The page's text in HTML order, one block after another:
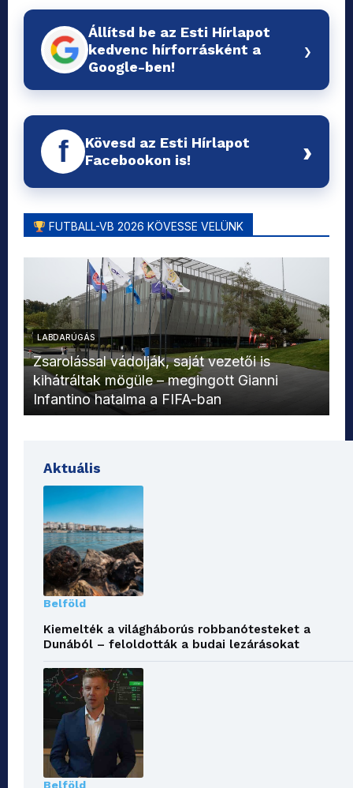
Állítsd be az Esti Hírlapot
kedvenc hírforrásként a
Google-ben!
›
f
Kövesd az Esti Hírlapot
Facebookon is!
›
FUTBALL-VB 2026 KÖVESSE VELÜNK
LABDARÚGÁS
Zsarolással vádolják, saját vezetői is
kihátráltak mögüle – megingott Gianni
Infantino hatalma a FIFA-ban
Aktuális
Belföld
Kiemelték a világháborús robbanótesteket a
Dunából – feloldották a budai lezárásokat
Belföld